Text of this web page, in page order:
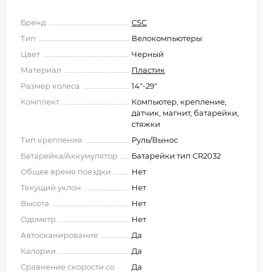
Бренд
CSC
Тип
Велокомпьютеры
Цвет
Черный
Материал
Пластик
Размер колеса
14"-29"
Комплект
Компьютер, крепление,
датчик, магнит, батарейки,
стяжки
Тип крепления
Руль/Вынос
Батарейка/Аккумулятор
Батарейки тип CR2032
Общее время поездки
Нет
Текущий уклон
Нет
Высота
Нет
Одометр
Нет
Автосканирование
Да
Калории
Да
Сравнение скорости со
Да